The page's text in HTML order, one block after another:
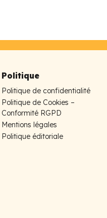
Politique
Politique de confidentialité
Politique de Cookies –
Conformité RGPD
Mentions légales
Politique éditoriale